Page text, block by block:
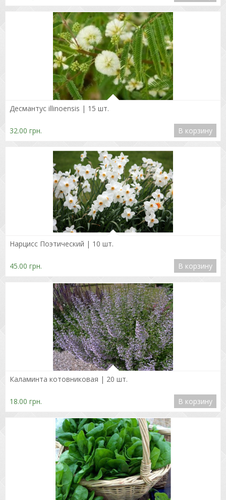
Подробнее
Десмантус illinoensis | 15 шт.
32.00 грн. В корзину
Подробнее
Нарцисс Поэтический | 10 шт.
45.00 грн. В корзину
Подробнее
Каламинта котовниковая | 20 шт.
18.00 грн. В корзину